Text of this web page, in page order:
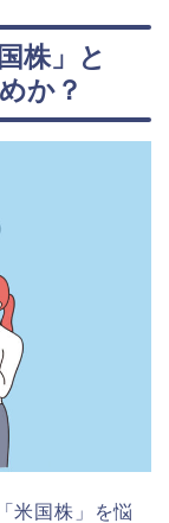
株」と
か？
米国株」を悩